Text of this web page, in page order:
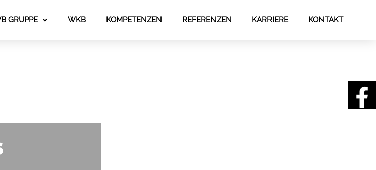
GRUPPE WKB KOMPETENZEN REFERENZEN KARRIERE KONTAKT